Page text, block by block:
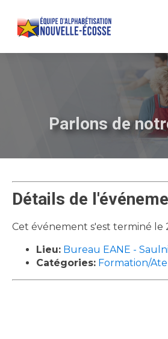
Parlons de
Détails de
Cet événement s'est terminé le
Lieu: Bureau EANE -
Catégories: Formation/